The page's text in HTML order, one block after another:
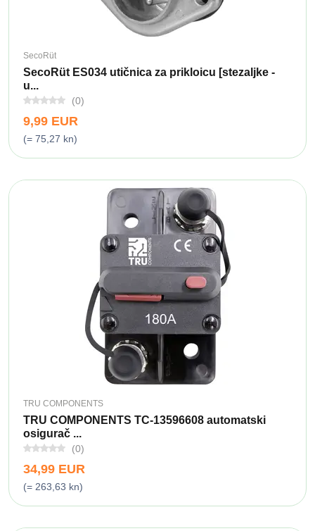
SecoRüt
SecoRüt ES034 utičnica za prikloicu [stezaljke -
u...
(0)
9,99 EUR
(= 75,27 kn)
TRU COMPONENTS
TRU COMPONENTS TC-13596608 automatski
osigurač ...
(0)
34,99 EUR
(= 263,63 kn)